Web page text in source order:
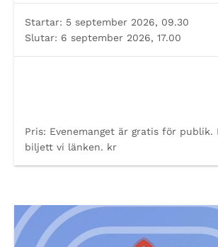
Startar: 5 september 2026, 09.30
Slutar: 6 september 2026, 17.00
Pris: Evenemanget är gratis för publik.
biljett vi länken. kr